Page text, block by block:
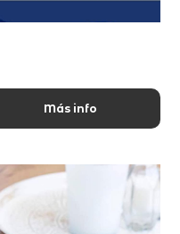
Más info